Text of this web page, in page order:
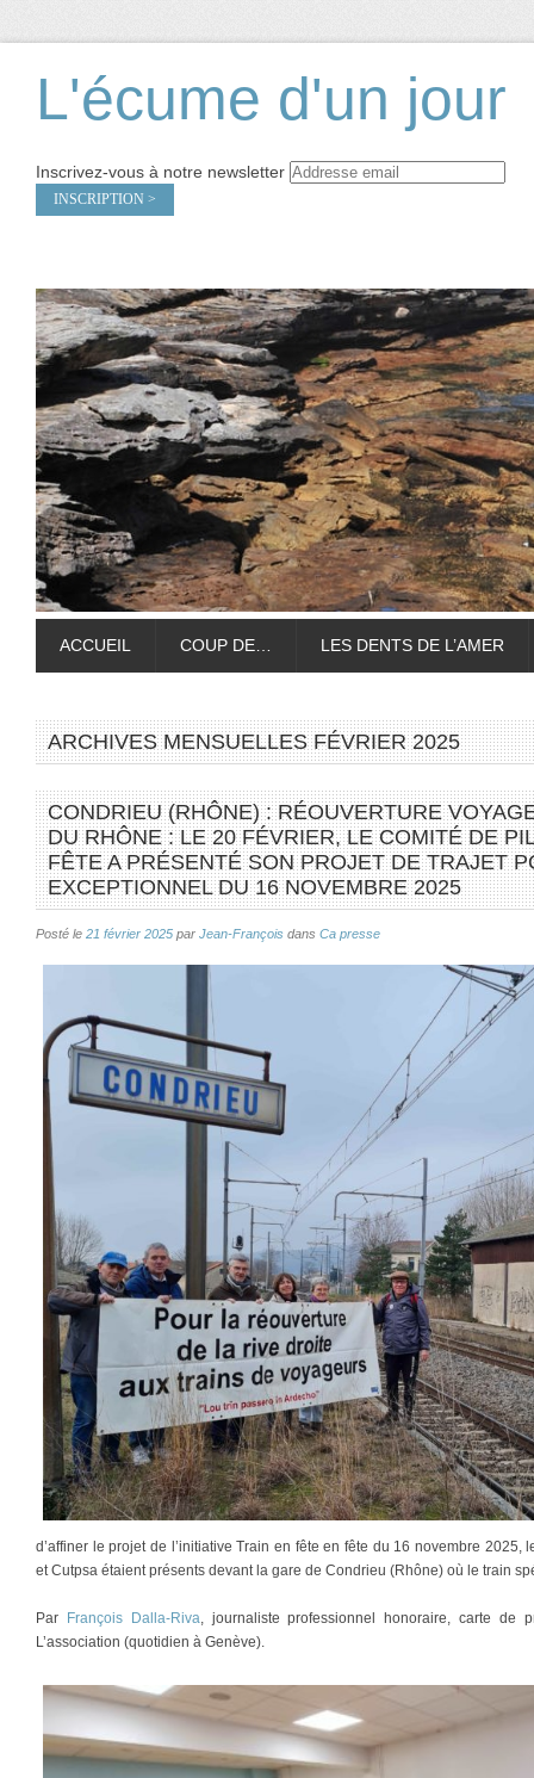
L'écume d'un jour
Inscrivez-vous à notre newsletter
ACCUEIL COUP DE… LES DENTS DE L’AMER
ARCHIVES MENSUELLESFÉVRIER 2025
CONDRIEU (RHÔNE) : RÉOUVERTURE
DU RHÔNE : LE 20 FÉVRIER, LE COMITÉ DE
FÊTE A PRÉSENTÉ SON PROJET DE TRAJET
EXCEPTIONNEL DU 16 NOVEMBRE 2025
Posté le 21 février 2025 par Jean-François dans Ca presse
d’affiner le projet de l’initiative Train en fête en fête du 16 novembre 2025,
et Cutpsa étaient présents devant la gare de Condrieu (Rhône) où le train
Par François Dalla-Riva , journaliste professionnel honoraire, carte de
L’association (quotidien à Genève).